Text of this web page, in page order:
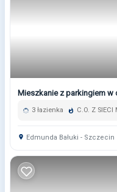
Mieszkanie z parkingiem w
3 łazienka C.O. Z SIECI
Edmunda Bałuki - Szczecin